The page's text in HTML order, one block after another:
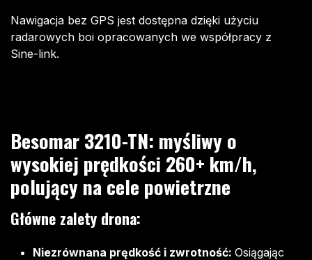
Nawigacja bez GPS jest dostępna dzięki użyciu
radarowych boi opracowanych we współpracy z
Sine-link.
Besomar 3210-TN: myśliwy o
wysokiej prędkości 260+ km/h,
polujący na cele powietrzne
Główne zalety drona:​
Niezrównana prędkość i zwrotność: Osiągając